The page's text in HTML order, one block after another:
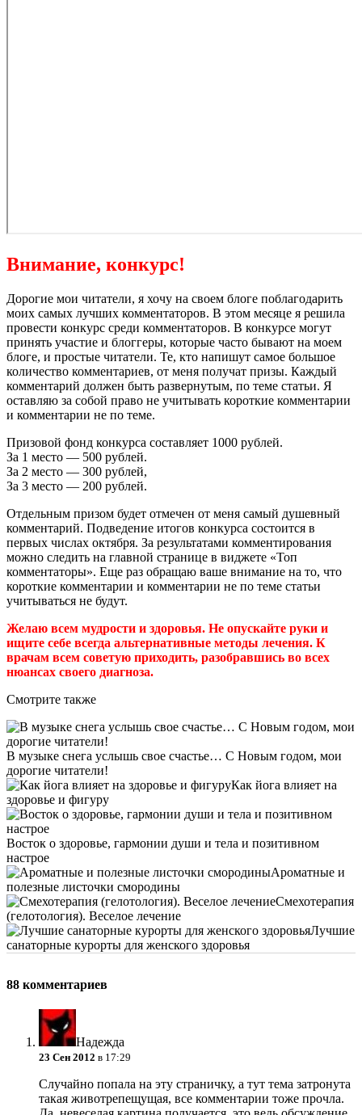
Внимание, конкурс!
Дорогие мои читатели, я хочу на своем блоге поблагодарить
моих самых лучших комментаторов. В этом месяце я решила
провести конкурс среди комментаторов. В конкурсе могут
принять участие и блоггеры, которые часто бывают на моем
блоге, и простые читатели. Те, кто напишут самое большое
количество комментариев, от меня получат призы. Каждый
комментарий должен быть развернутым, по теме статьи. Я
оставляю за собой право не учитывать короткие комментарии
и комментарии не по теме.
Призовой фонд конкурса составляет 1000 рублей.
За 1 место — 500 рублей.
За 2 место — 300 рублей,
За 3 место — 200 рублей.
Отдельным призом будет отмечен от меня самый душевный
комментарий. Подведение итогов конкурса состоится в
первых числах октября. За результатами комментирования
можно следить на главной странице в виджете «Топ
комментаторы». Еще раз обращаю ваше внимание на то, что
короткие комментарии и комментарии не по теме статьи
учитываться не будут.
Желаю всем мудрости и здоровья. Не опускайте руки и
ищите себе всегда альтернативные методы лечения. К
врачам всем советую приходить, разобравшись во всех
нюансах своего диагноза.
Смотрите также
В музыке снега услышь свое счастье… С Новым годом, мои
дорогие читатели!
Как йога влияет на
здоровье и фигуру
Восток о здоровье, гармонии души и тела и позитивном
настрое
Ароматные и
полезные листочки смородины
Смехотерапия
(гелотология). Веселое лечение
Лучшие
санаторные курорты для женского здоровья
88 комментариев
Надежда
23 Сен 2012 в 17:29
Случайно попала на эту страничку, а тут тема затронута
такая животрепещущая, все комментарии тоже прочла.